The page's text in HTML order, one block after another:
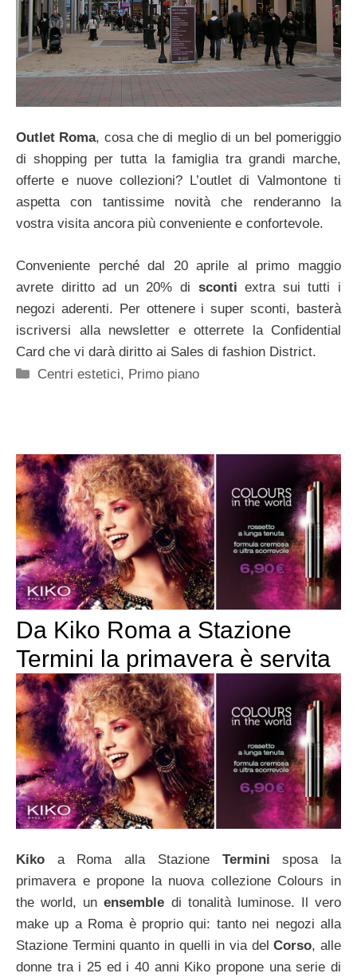
Outlet Roma, cosa che di meglio di un bel pomeriggio
di shopping per tutta la famiglia tra grandi marche,
offerte e nuove collezioni? L’outlet di Valmontone ti
aspetta con tantissime novità che renderanno la
vostra visita ancora più conveniente e confortevole.
Conveniente perché dal 20 aprile al primo maggio
avrete diritto ad un 20% di scontiextra sui tutti i
negozi aderenti. Per ottenere i super sconti, basterà
iscriversi alla newsletter e otterrete la Confidential
Card che vi darà diritto ai Sales di fashion District.
Categorie
Centri estetici, Primo piano
Da Kiko Roma a Stazione
Termini la primavera è servita
Kiko a Roma alla Stazione Termini sposa la
primavera e propone la nuova collezione Colours in
the world, unensemble di tonalità luminose. Il vero
make up a Roma è proprio qui: tanto nei negozi alla
Stazione Termini quanto in quelli in via delCorso, alle
donne tra i 25 ed i 40 anni Kiko propone una serie di